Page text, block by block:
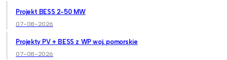
Projekt BESS 2-50 MW
07-08-2026
Projekty PV + BESS z WP woj. pomorskie
07-08-2026